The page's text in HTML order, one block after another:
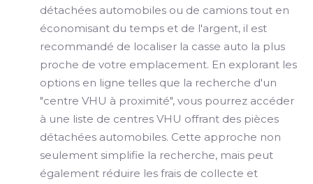
détachées automobiles ou de camions tout en
économisant du temps et de l'argent, il est
recommandé de localiser la casse auto la plus
proche de votre emplacement. En explorant les
options en ligne telles que la recherche d'un
"centre VHU à proximité", vous pourrez accéder
à une liste de centres VHU offrant des pièces
détachées automobiles. Cette approche non
seulement simplifie la recherche, mais peut
également réduire les frais de collecte et